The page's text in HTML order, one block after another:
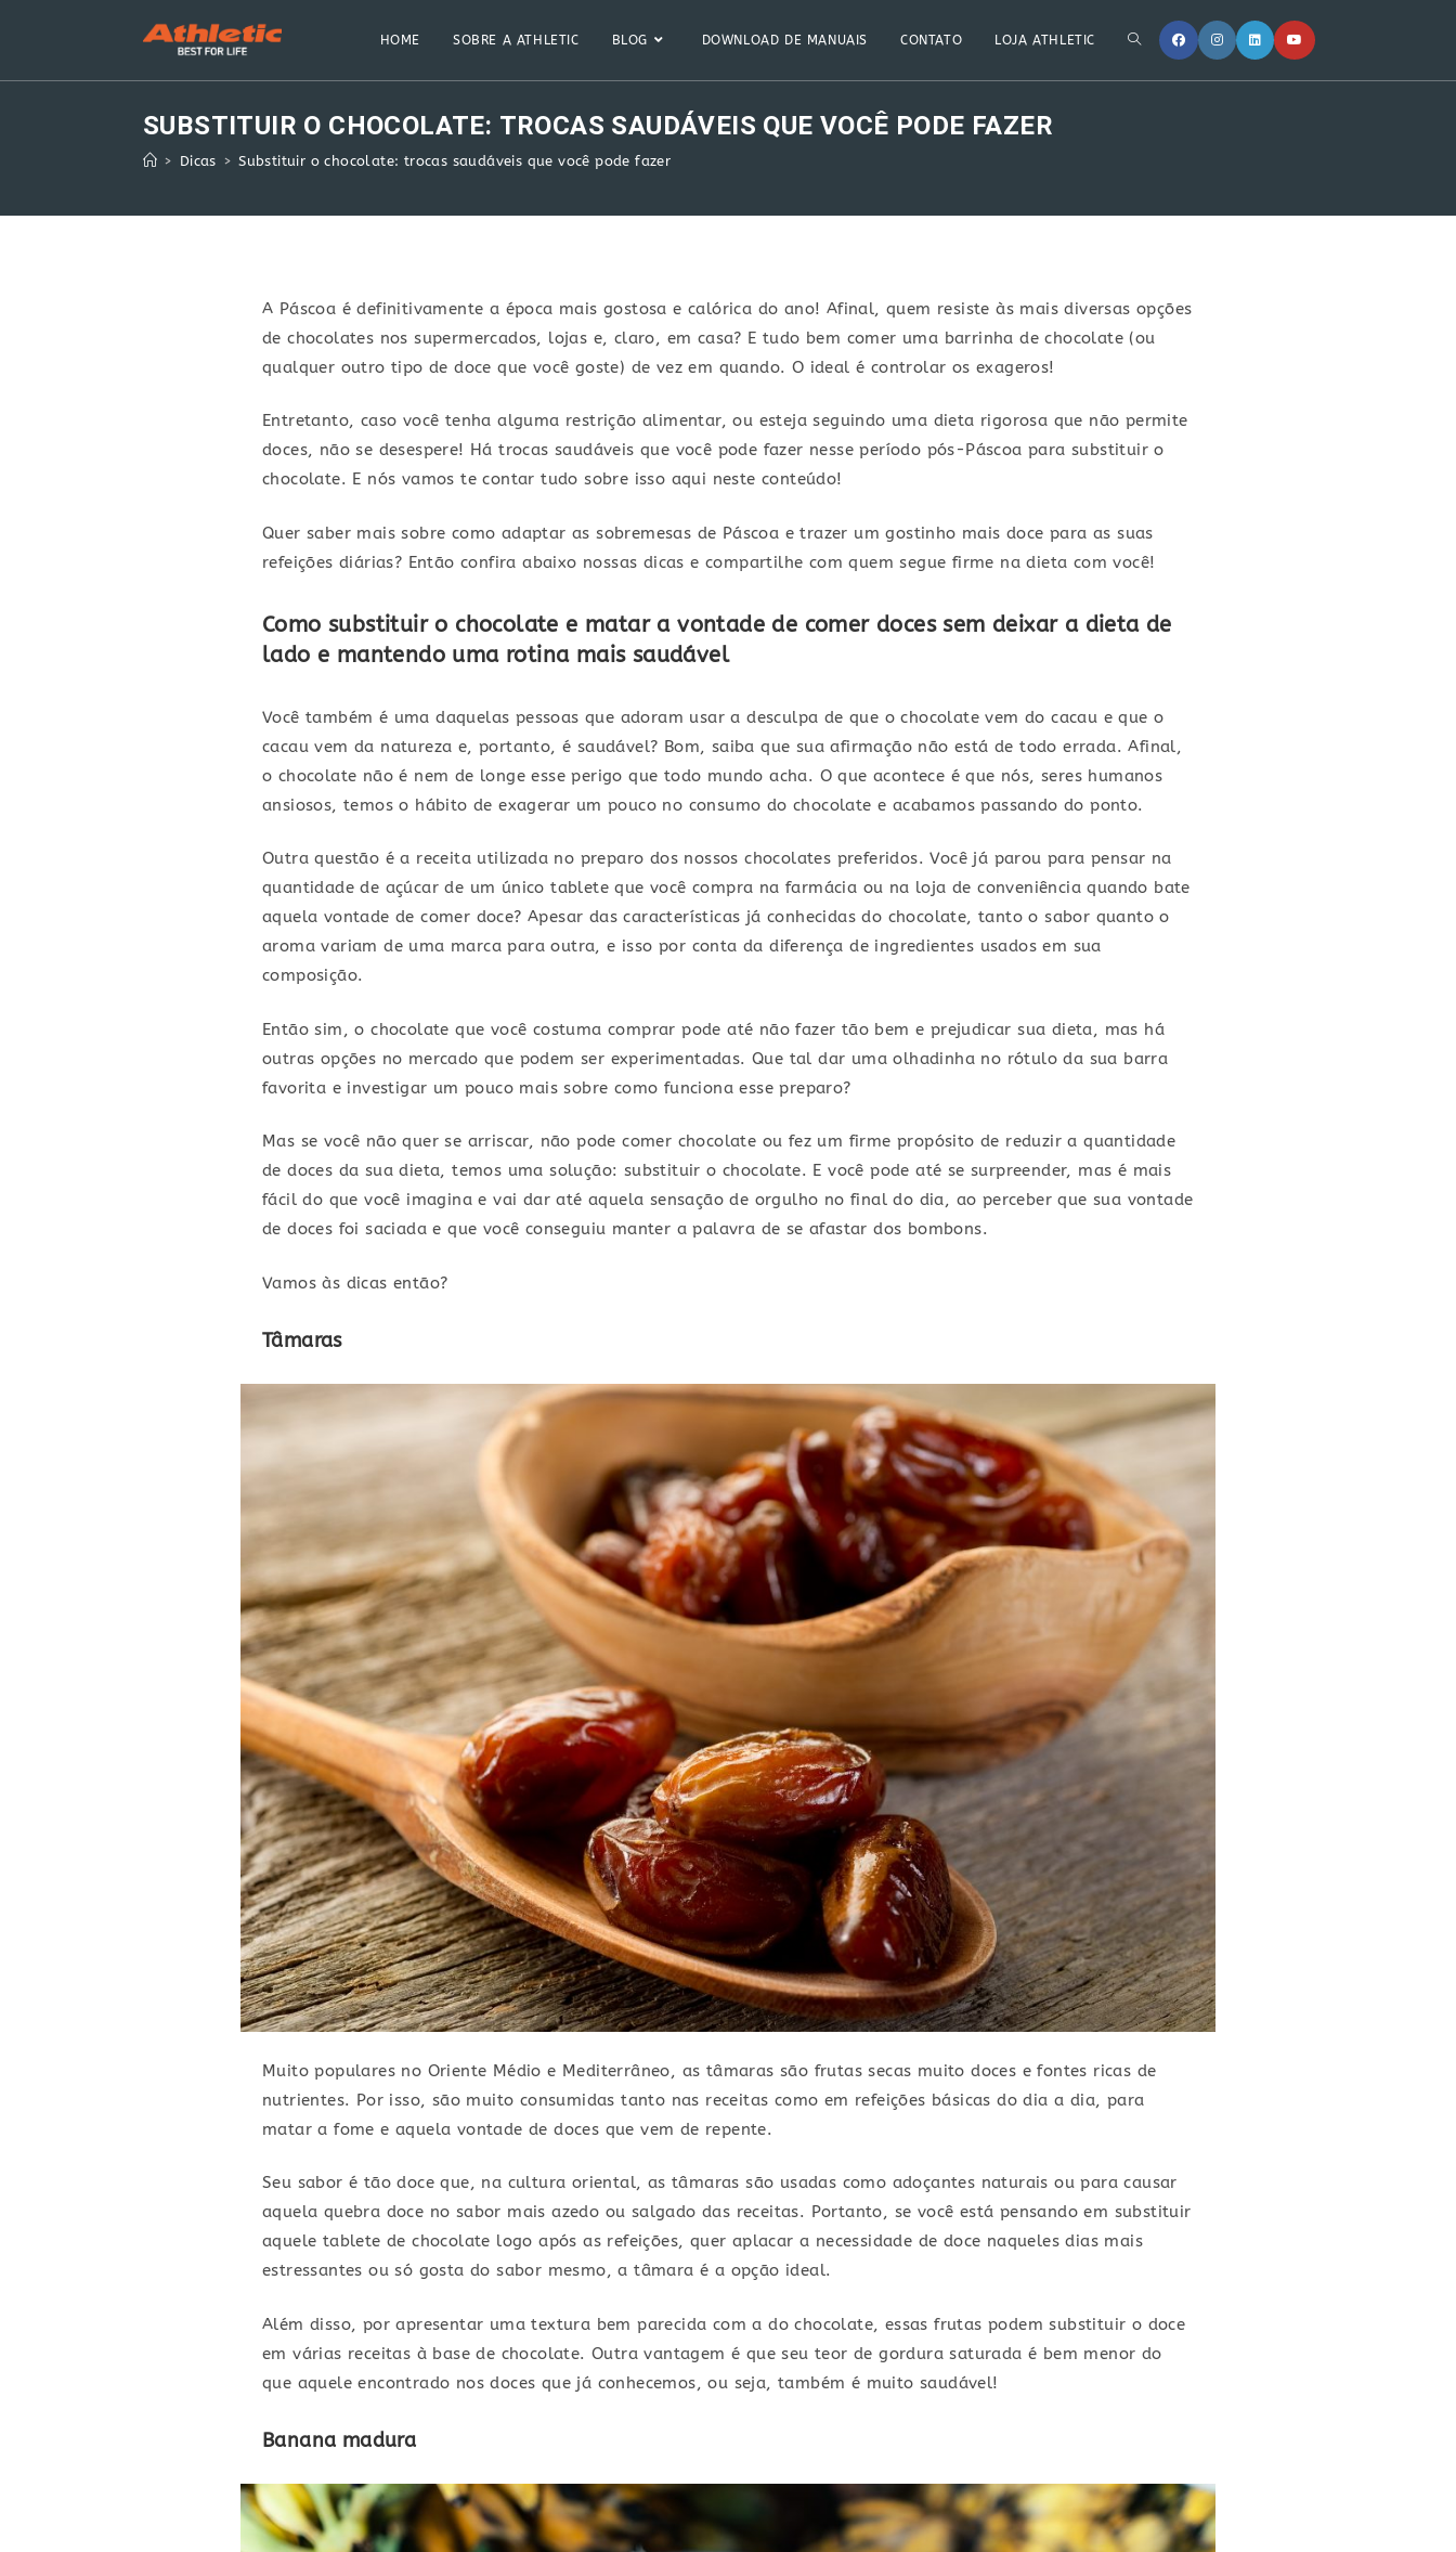
HOME SOBRE A ATHLETIC BLOG DOWNLOAD DE MANUAIS CONTATO LOJA ATHLETIC
SUBSTITUIR O CHOCOLATE: TROCAS SAUDÁVEIS QUE VOCÊ PODE FAZER
> Dicas > Substituir o chocolate: trocas saudáveis que você pode fazer
A Páscoa é definitivamente a época mais gostosa e calórica do ano! Afinal, quem resiste às mais diversas opções
de chocolates nos supermercados, lojas e, claro, em casa? E tudo bem comer uma barrinha de chocolate (ou
qualquer outro tipo de doce que você goste) de vez em quando. O ideal é controlar os exageros!
Entretanto, caso você tenha alguma restrição alimentar, ou esteja seguindo uma dieta rigorosa que não permite
doces, não se desespere! Há trocas saudáveis que você pode fazer nesse período pós-Páscoa para substituir o
chocolate. E nós vamos te contar tudo sobre isso aqui neste conteúdo!
Quer saber mais sobre como adaptar as sobremesas de Páscoa e trazer um gostinho mais doce para as suas
refeições diárias? Então confira abaixo nossas dicas e compartilhe com quem segue firme na dieta com você!
Como substituir o chocolate e matar a vontade de comer doces sem deixar a dieta de
lado e mantendo uma rotina mais saudável
Você também é uma daquelas pessoas que adoram usar a desculpa de que o chocolate vem do cacau e que o
cacau vem da natureza e, portanto, é saudável? Bom, saiba que sua afirmação não está de todo errada. Afinal,
o chocolate não é nem de longe esse perigo que todo mundo acha. O que acontece é que nós, seres humanos
ansiosos, temos o hábito de exagerar um pouco no consumo do chocolate e acabamos passando do ponto.
Outra questão é a receita utilizada no preparo dos nossos chocolates preferidos. Você já parou para pensar na
quantidade de açúcar de um único tablete que você compra na farmácia ou na loja de conveniência quando bate
aquela vontade de comer doce? Apesar das características já conhecidas do chocolate, tanto o sabor quanto o
aroma variam de uma marca para outra, e isso por conta da diferença de ingredientes usados em sua
composição.
Então sim, o chocolate que você costuma comprar pode até não fazer tão bem e prejudicar sua dieta, mas há
outras opções no mercado que podem ser experimentadas. Que tal dar uma olhadinha no rótulo da sua barra
favorita e investigar um pouco mais sobre como funciona esse preparo?
Mas se você não quer se arriscar, não pode comer chocolate ou fez um firme propósito de reduzir a quantidade
de doces da sua dieta, temos uma solução: substituir o chocolate. E você pode até se surpreender, mas é mais
fácil do que você imagina e vai dar até aquela sensação de orgulho no final do dia, ao perceber que sua vontade
de doces foi saciada e que você conseguiu manter a palavra de se afastar dos bombons.
Vamos às dicas então?
Tâmaras
Muito populares no Oriente Médio e Mediterrâneo, as tâmaras são frutas secas muito doces e fontes ricas de
nutrientes. Por isso, são muito consumidas tanto nas receitas como em refeições básicas do dia a dia, para
matar a fome e aquela vontade de doces que vem de repente.
Seu sabor é tão doce que, na cultura oriental, as tâmaras são usadas como adoçantes naturais ou para causar
aquela quebra doce no sabor mais azedo ou salgado das receitas. Portanto, se você está pensando em substituir
aquele tablete de chocolate logo após as refeições, quer aplacar a necessidade de doce naqueles dias mais
estressantes ou só gosta do sabor mesmo, a tâmara é a opção ideal.
Além disso, por apresentar uma textura bem parecida com a do chocolate, essas frutas podem substituir o doce
em várias receitas à base de chocolate. Outra vantagem é que seu teor de gordura saturada é bem menor do
que aquele encontrado nos doces que já conhecemos, ou seja, também é muito saudável!
Banana madura